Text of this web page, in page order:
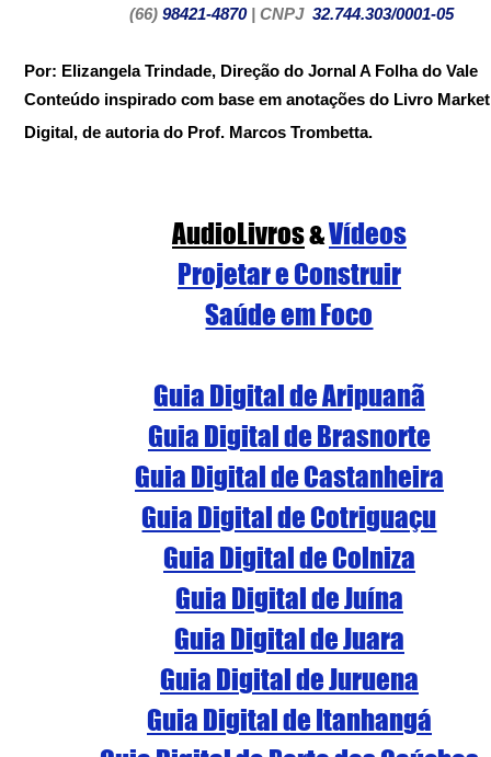
(66) 98421-4870 | CNPJ 32.744.303/0001-05
Por: Elizangela Trindade, Direção do Jornal A Folha do Vale
Conteúdo inspirado com base em anotações do Livro
Digital, de autoria do Prof. Marcos Trombetta.
AudioLivros&Vídeos
Projetar e Construir
Saúde em Foco
Guia Digital de Aripuanã
Guia Digital de Brasnorte
Guia Digital de Castanheira
Guia Digital de Cotriguaçu
Guia Digital de Colniza
Guia Digital de Juína
Guia Digital de Juara
Guia Digital de Juruena
Guia Digital de Itanhangá